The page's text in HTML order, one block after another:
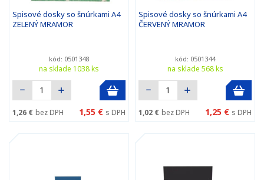
Spisové dosky so šnúrkami A4
ZELENÝ MRAMOR
kód: 0501348
na sklade 1038 ks
1,26 € bez DPH 1,55 € s DPH
Spisové dosky so šnúrkami A4
ČERVENÝ MRAMOR
kód: 0501344
na sklade 568 ks
1,02 € bez DPH 1,25 € s DPH